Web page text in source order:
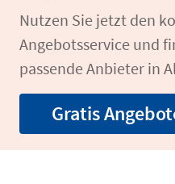
Nutzen Sie jetzt den
Angebotsservice und
passende Anbieter in
Gratis